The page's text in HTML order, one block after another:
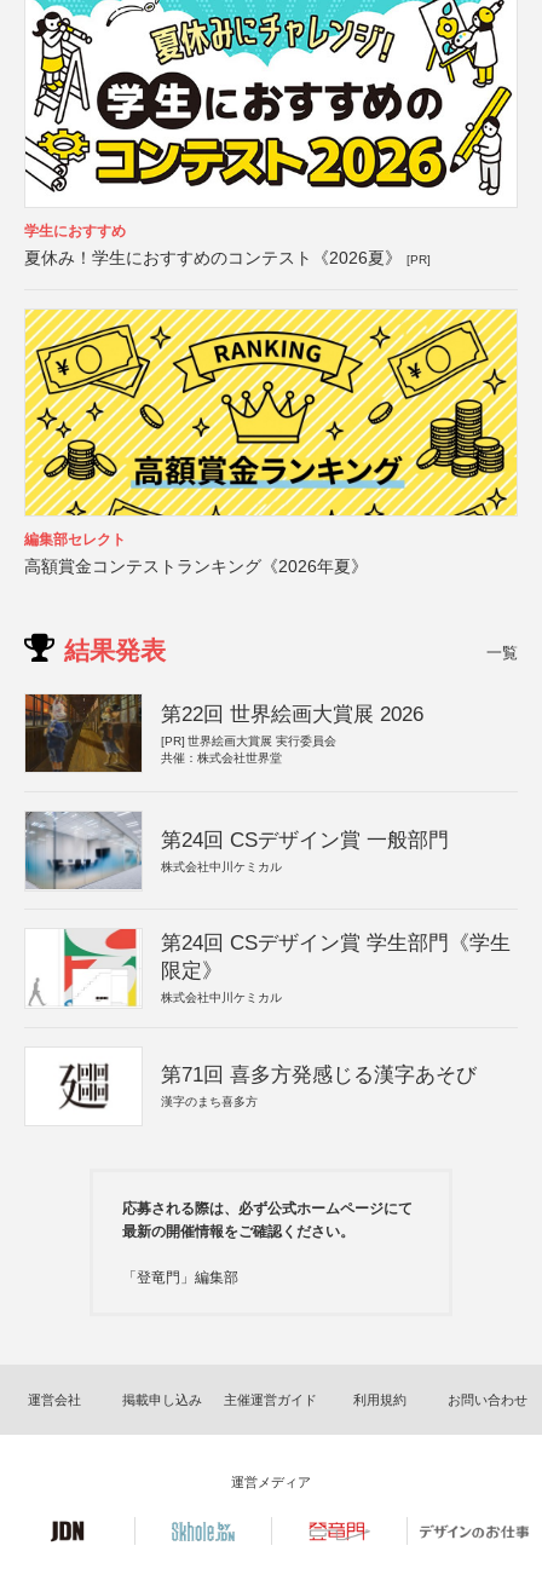
学生におすすめ
夏休み！学生におすすめのコンテスト《2026夏》 [PR]
編集部セレクト
高額賞金コンテストランキング《2026年夏》
結果発表 一覧
第22回 世界絵画大賞展 2026
[PR] 世界絵画大賞展 実行委員会
共催：株式会社世界堂
第24回 CSデザイン賞 一般部門
株式会社中川ケミカル
第24回 CSデザイン賞 学生部門《学生
限定》
株式会社中川ケミカル
第71回 喜多方発感じる漢字あそび
漢字のまち喜多方
応募される際は、必ず公式ホームページにて
最新の開催情報をご確認ください。
「登竜門」編集部
運営会社 掲載申し込み 主催運営ガイド 利用規約 お問い合わせ
運営メディア